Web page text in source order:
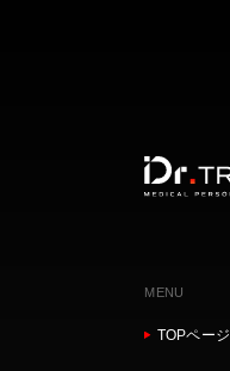
MENU
TOPページ